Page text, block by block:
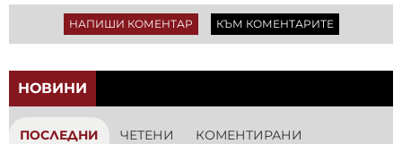
НАПИШИ КОМЕНТАР КЪМ КОМЕНТАРИТЕ
НОВИНИ
ПОСЛЕДНИ ЧЕТЕНИ КОМЕНТИРАНИ